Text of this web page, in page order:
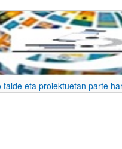
talde eta proiektuetan parte